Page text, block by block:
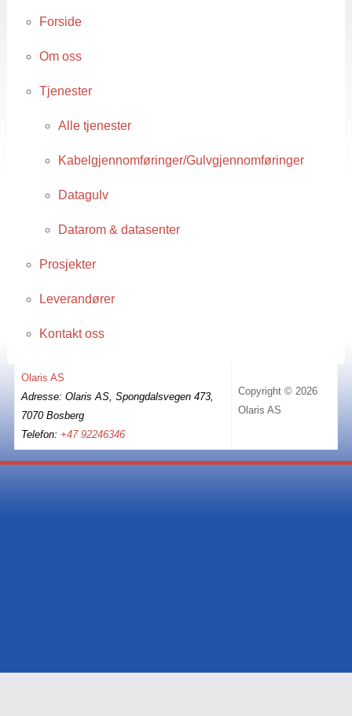
Forside
Om oss
Tjenester
Alle tjenester
Kabelgjennomføringer/Gulvgjennomføringer
Datagulv
Datarom & datasenter
Prosjekter
Leverandører
Kontakt oss
Olaris AS
Adresse: Olaris AS, Spongdalsvegen 473,
7070 Bosberg
Telefon: +47 92246346
Copyright © 2026
Olaris AS